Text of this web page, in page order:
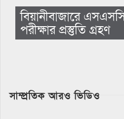
বিয়ানীবাজারে
পরীক্ষার প্রস্তুতি গ্রহণ
সাম্প্রতিক আরও ভিডিও